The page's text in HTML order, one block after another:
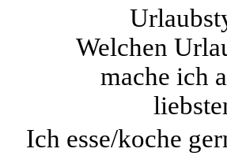
Welchen
mache ich
Ich esse/koche